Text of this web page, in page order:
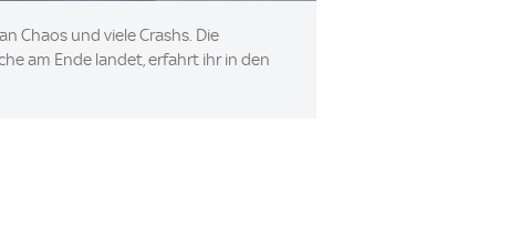
Chaos und viele Crashs. Die
am Ende landet, erfahrt ihr in den